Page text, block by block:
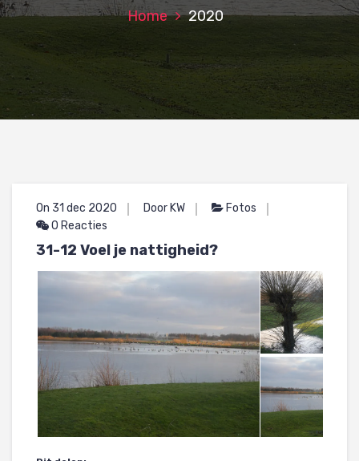
Home 2020
On 31 dec 2020 Door KW
Fotos
0 Reacties
31-12 Voel je nattigheid?